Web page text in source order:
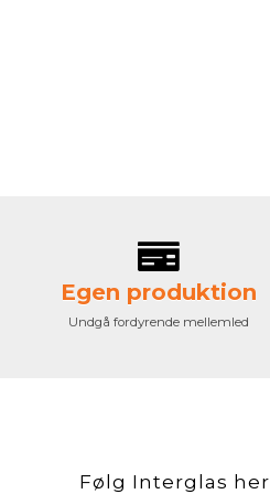
Egen produktion
Undgå fordyrende mellemled
Følg Interglas her